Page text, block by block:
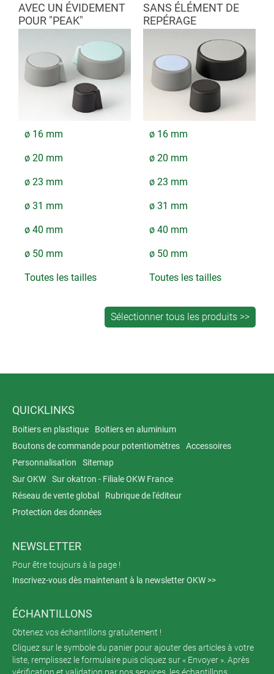
AVEC UN ÉVIDEMENT
POUR "PEAK"
ø 16 mm
ø 20 mm
ø 23 mm
ø 31 mm
ø 40 mm
ø 50 mm
Toutes les tailles
SANS ÉLÉMENT DE
REPÉRAGE
ø 16 mm
ø 20 mm
ø 23 mm
ø 31 mm
ø 40 mm
ø 50 mm
Toutes les tailles
QUICKLINKS
Boitiers en plastique
Boitiers en aluminium
Boutons de commande pour potentiomètres
Accessoires
Personnalisation
Sitemap
Sur OKW
Sur okatron - Filiale OKW France
Réseau de vente global
Rubrique de l'éditeur
Protection des données
NEWSLETTER
Pour être toujours à la page !
Inscrivez-vous dès maintenant à la newsletter OKW >>
ÉCHANTILLONS
Obtenez vos échantillons gratuitement !
Cliquez sur le symbole du panier pour ajouter des articles à votre
liste, remplissez le formulaire puis cliquez sur « Envoyer ». Après